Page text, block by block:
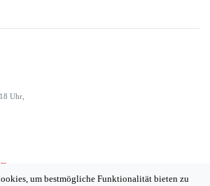
Uhr,
um bestmögliche Funktionalität bieten zu